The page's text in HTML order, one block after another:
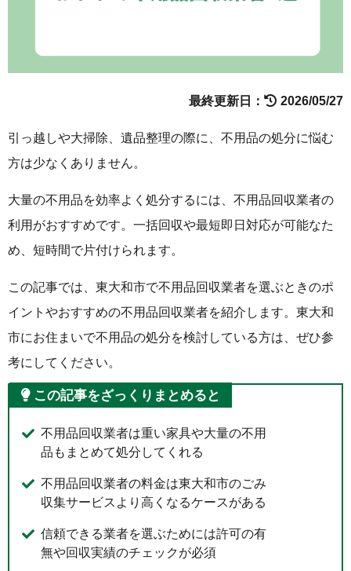
最終更新日： 2026/05/27
引っ越しや大掃除、遺品整理の際に、不用品の処分に悩む
方は少なくありません。
大量の不用品を効率よく処分するには、不用品回収業者の
利用がおすすめです。一括回収や最短即日対応が可能なた
め、短時間で片付けられます。
この記事では、東大和市で不用品回収業者を選ぶときのポ
イントやおすすめの不用品回収業者を紹介します。東大和
市にお住まいで不用品の処分を検討している方は、ぜひ参
考にしてください。
この記事をざっくりまとめると
不用品回収業者は重い家具や大量の不用
品もまとめて処分してくれる
不用品回収業者の料金は東大和市のごみ
収集サービスより高くなるケースがある
信頼できる業者を選ぶためには許可の有
無や回収実績のチェックが必須